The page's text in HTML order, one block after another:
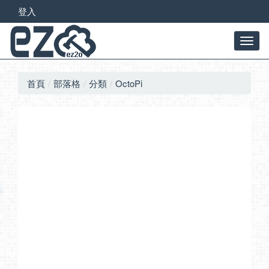
登入
首頁 部落格 分類 OctoPi